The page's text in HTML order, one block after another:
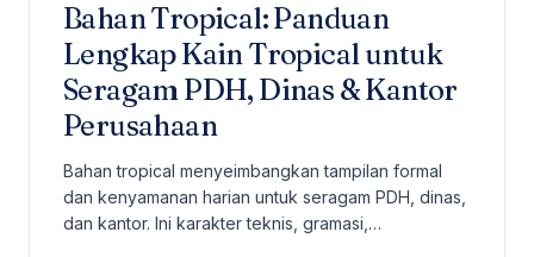
Bahan Tropical: Panduan
Lengkap Kain Tropical untuk
Seragam PDH, Dinas & Kantor
Perusahaan
Bahan tropical menyeimbangkan tampilan formal
dan kenyamanan harian untuk seragam PDH, dinas,
dan kantor. Ini karakter teknis, gramasi,